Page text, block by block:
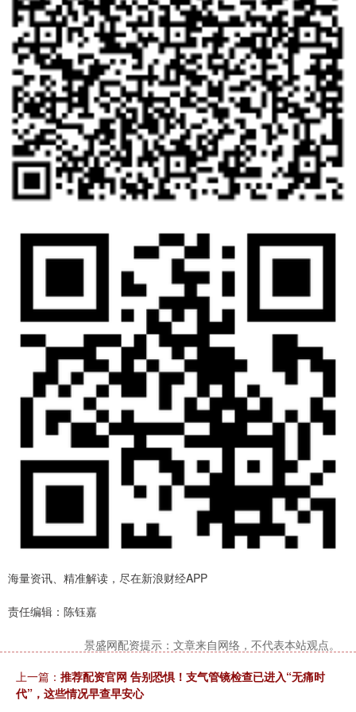
海量资讯、精准解读，尽在新浪财经APP
责任编辑：陈钰嘉
景盛网配资提示：文章来自网络，不代表本站观点。
上一篇： 推荐配资官网 告别恐惧！支气管镜检查已进入“无痛时
代”，这些情况早查早安心